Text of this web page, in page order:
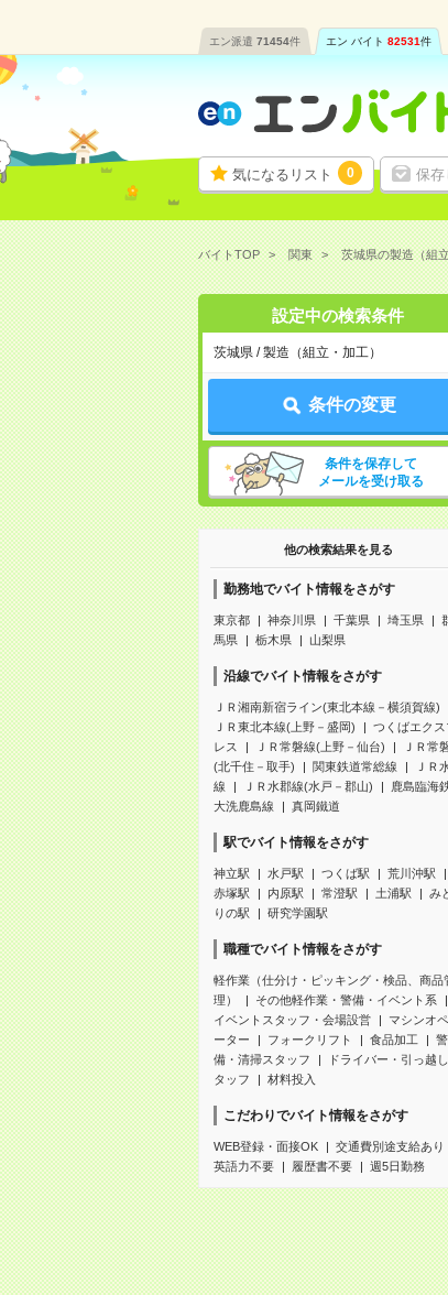
エン派遣 71454件 エン バイト 82531件
気になるリスト 0 保存
バイトTOP 関東 茨城県の製造（組
設定中の検索条件
茨城県 / 製造（組立・加工）
条件の変更
条件を保存して
メールを受け取る
他の検索結果を見る
勤務地でバイト情報をさがす
東京都 神奈川県 千葉県 埼玉県
馬県
栃木県 山梨県
沿線でバイト情報をさがす
ＪＲ湘南新宿ライン(東北本線－横須賀線)
ＪＲ東北本線(上野－盛岡)
つくばエクス
レス
ＪＲ常磐線(上野－仙台)
ＪＲ常
(北千住－取手)
関東鉄道常総線
ＪＲ
線
ＪＲ水郡線(水戸－郡山)
鹿島臨海
大洗鹿島線
真岡鐵道
駅でバイト情報をさがす
神立駅 水戸駅 つくば駅
荒川沖駅
赤塚駅
内原駅 常澄駅 土浦駅
み
りの駅
研究学園駅
職種でバイト情報をさがす
軽作業（仕分け・ピッキング・検品、商品
理）
その他軽作業・警備・イベント系
イベントスタッフ・会場設営
マシンオ
ーター
フォークリフト 食品加工
警
備・清掃スタッフ
ドライバー・引っ越
タッフ
材料投入
こだわりでバイト情報をさがす
WEB登録・面接OK
交通費別途支給あり
英語力不要
履歴書不要 週5日勤務